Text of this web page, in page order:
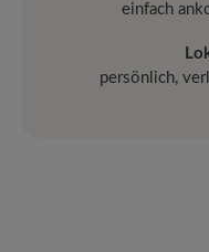
einfach
persönlich,